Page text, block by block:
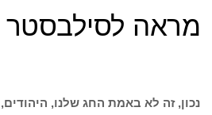
מראה לסילבסטר 2022
נכון, זה לא באמת החג שלנו,